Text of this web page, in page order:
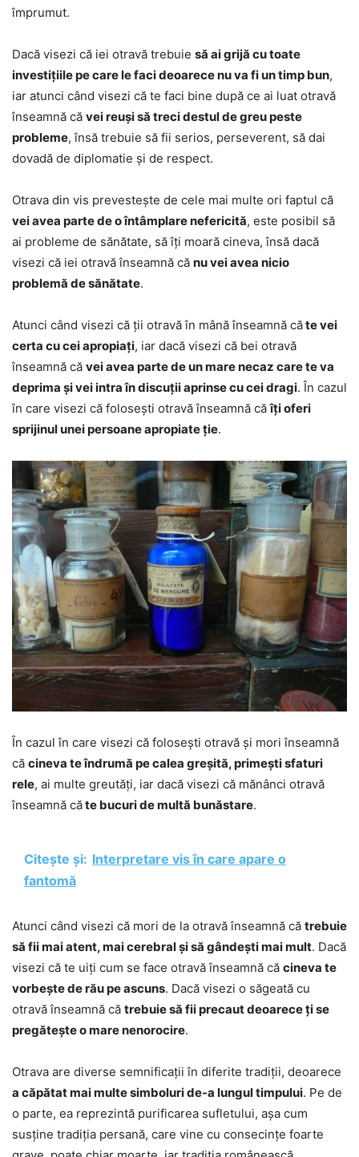
împrumut.
Dacă visezi că iei otravă trebuie să ai grijă cu toate
investițiile pe care le faci deoarece nu va fi un timp bun,
iar atunci când visezi că te faci bine după ce ai luat otravă
înseamnă că vei reuși să treci destul de greu peste
probleme, însă trebuie să fii serios, perseverent, să dai
dovadă de diplomatie și de respect.
Otrava din vis prevestește de cele mai multe ori faptul că
vei avea parte de o întâmplare nefericită, este posibil să
ai probleme de sănătate, să îți moară cineva, însă dacă
visezi că iei otravă înseamnă că nu vei avea nicio
problemă de sănătate.
Atunci când visezi că ții otravă în mână înseamnă căte vei
certa cu cei apropiați, iar dacă visezi că bei otravă
înseamnă că vei avea parte de un mare necaz care te va
deprima și vei intra în discuții aprinse cu cei dragi. În cazul
în care visezi că folosești otravă înseamnă căîți oferi
sprijinul unei persoane apropiate ție.
În cazul în care visezi că folosești otravă și mori înseamnă
că cineva te îndrumă pe calea greșită, primești sfaturi
rele, ai multe greutăți, iar dacă visezi că mănânci otravă
înseamnă căte bucuri de multă bunăstare.
Citește și: Interpretare vis în care apare o
fantomă
Atunci când visezi că mori de la otravă înseamnă că trebuie
să fii mai atent, mai cerebral și să gândești mai mult. Dacă
visezi că te uiți cum se face otravă înseamnă că cineva te
vorbește de rău pe ascuns. Dacă visezi o săgeată cu
otravă înseamnă că trebuie să fii precaut deoarece ți se
pregătește o mare nenorocire.
Otrava are diverse semnificații în diferite tradiții, deoarece
a căpătat mai multe simboluri de-a lungul timpului. Pe de
o parte, ea reprezintă purificarea sufletului, așa cum
susține tradiția persană, care vine cu consecințe foarte